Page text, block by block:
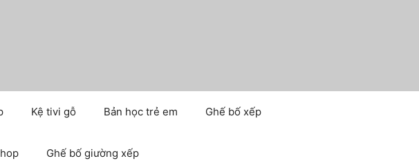
Kệ tivi gỗ Bản học trẻ em Ghế bố xếp
Ghế bố giường xếp